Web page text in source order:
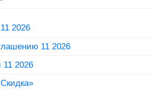
2026
11 2026
11 2026